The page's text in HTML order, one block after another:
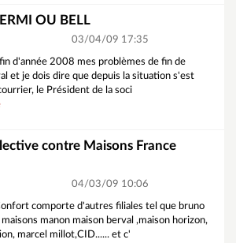
OU BELL
03/04/09 17:35
d'année 2008 mes problèmes de fin de
et je dois dire que depuis la situation s'est
le Président de la soci
contre Maisons France
04/03/09 10:06
comporte d'autres filiales tel que bruno
manon maison berval ,maison horizon,
marcel millot,CID...... et c'